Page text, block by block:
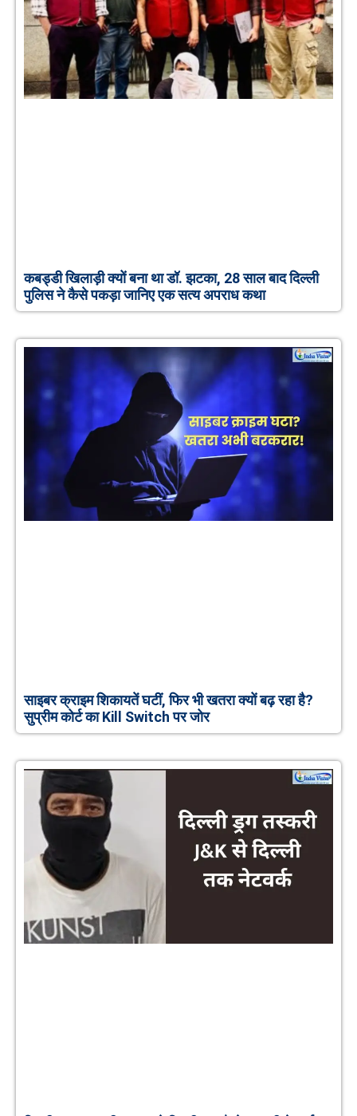
कबड्डी खिलाड़ी क्यों बना था डॉ. झटका, 28 साल बाद दिल्ली
पुलिस ने कैसे पकड़ा जानिए एक सत्य अपराध कथा
साइबर क्राइम शिकायतें घटीं, फिर भी खतरा क्यों बढ़ रहा है?
सुप्रीम कोर्ट का Kill Switch पर जोर